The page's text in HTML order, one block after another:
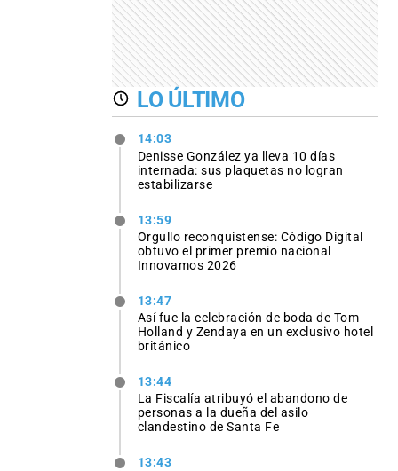
LO ÚLTIMO
14:03
Denisse González ya lleva 10 días
internada: sus plaquetas no logran
estabilizarse
13:59
Orgullo reconquistense: Código Digital
obtuvo el primer premio nacional
Innovamos 2026
13:47
Así fue la celebración de boda de Tom
Holland y Zendaya en un exclusivo hotel
británico
13:44
La Fiscalía atribuyó el abandono de
personas a la dueña del asilo
clandestino de Santa Fe
13:43